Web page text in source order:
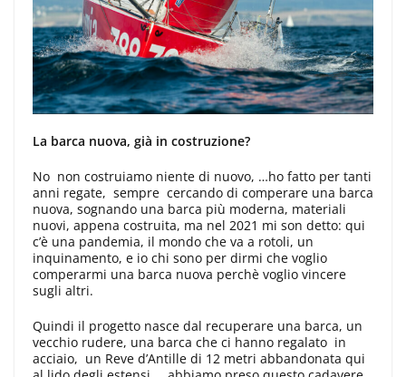
La barca nuova, già in costruzione?
No non costruiamo niente di nuovo, …ho fatto per tanti
anni regate, sempre cercando di comperare una barca
nuova, sognando una barca più moderna, materiali
nuovi, appena costruita, ma nel 2021 mi son detto: qui
c’è una pandemia, il mondo che va a rotoli, un
inquinamento, e io chi sono per dirmi che voglio
comperarmi una barca nuova perchè voglio vincere
sugli altri.
Quindi il progetto nasce dal recuperare una barca, un
vecchio rudere, una barca che ci hanno regalato in
acciaio, un Reve d’Antille di 12 metri abbandonata qui